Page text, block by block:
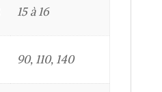
15 à 16
90, 110, 140